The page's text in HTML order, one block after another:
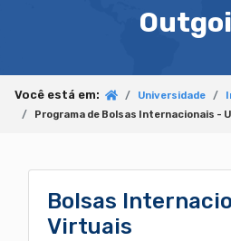
Você está em: Universidade
Programa de Bolsas Internacionais -
Bolsas
Virtuais